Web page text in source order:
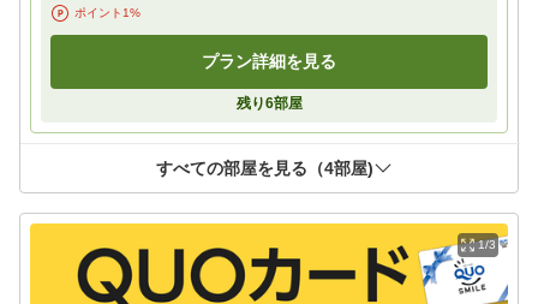
ポイント 1%
プラン詳細を見る
残り6部屋
すべての部屋を見る（4部屋)
1/3